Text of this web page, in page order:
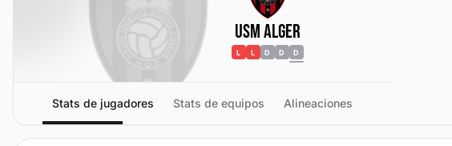
USM Alger
L L D D D
Stats de jugadores Stats de equipos Alineaciones